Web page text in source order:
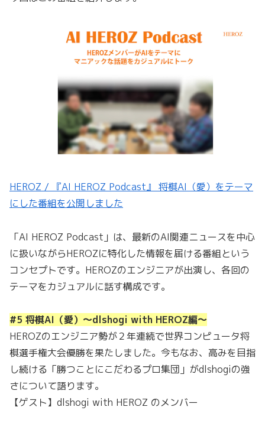
HEROZ / 『AI HEROZ Podcast』 将棋AI（愛）をテーマ
にした番組を公開しました
「AI HEROZ Podcast」は、最新のAI関連ニュースを中心
に扱いながらHEROZに特化した情報を届ける番組という
コンセプトです。HEROZのエンジニアが出演し、各回の
テーマをカジュアルに話す構成です。
#5 将棋AI（愛）〜dlshogi with HEROZ編〜
HEROZのエンジニア勢が２年連続で世界コンピュータ将
棋選手権大会優勝を果たしました。今もなお、高みを目指
し続ける「勝つことにこだわるプロ集団」がdlshogiの強
さについて語ります。
【ゲスト】dlshogi with HEROZ のメンバー